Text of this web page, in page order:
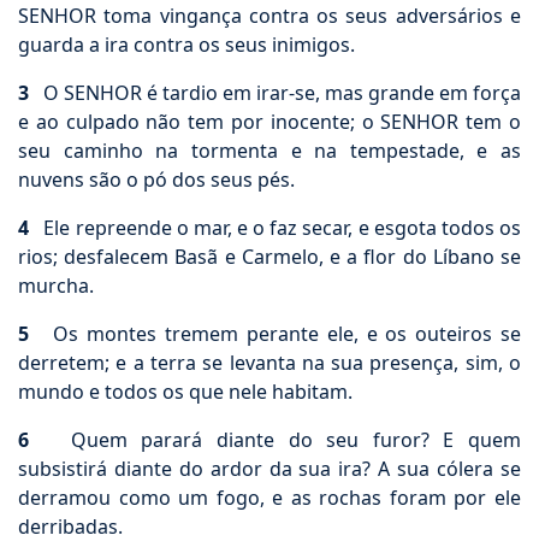
SENHOR toma vingança contra os seus adversários e
guarda a ira contra os seus inimigos.
3 O SENHOR é tardio em irar-se, mas grande em força
e ao culpado não tem por inocente; o SENHOR tem o
seu caminho na tormenta e na tempestade, e as
nuvens são o pó dos seus pés.
4 Ele repreende o mar, e o faz secar, e esgota todos os
rios; desfalecem Basã e Carmelo, e a flor do Líbano se
murcha.
5 Os montes tremem perante ele, e os outeiros se
derretem; e a terra se levanta na sua presença, sim, o
mundo e todos os que nele habitam.
6 Quem parará diante do seu furor? E quem
subsistirá diante do ardor da sua ira? A sua cólera se
derramou como um fogo, e as rochas foram por ele
derribadas.